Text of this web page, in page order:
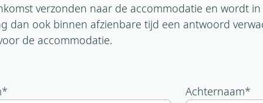
verzonden naar de accommodatie en wordt
dan ook binnen afzienbare tijd een antwoord
de accommodatie.
* Achternaam*